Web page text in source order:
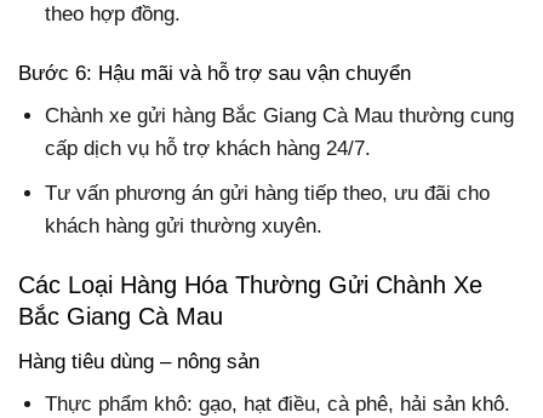
theo hợp đồng.
Bước 6: Hậu mãi và hỗ trợ sau vận chuyển
Chành xe gửi hàng Bắc Giang Cà Mau thường cung
cấp dịch vụ hỗ trợ khách hàng 24/7.
Tư vấn phương án gửi hàng tiếp theo, ưu đãi cho
khách hàng gửi thường xuyên.
Các Loại Hàng Hóa Thường Gửi Chành Xe
Bắc Giang Cà Mau
Hàng tiêu dùng – nông sản
Thực phẩm khô: gạo, hạt điều, cà phê, hải sản khô.